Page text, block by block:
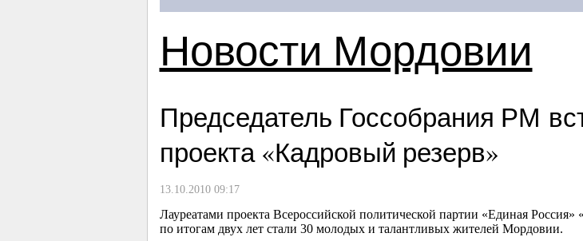
Новости Мордовии
Председатель Госсобрания РМ
проекта «Кадровый резерв»
13.10.2010 09:17
Лауреатами проекта Всероссийской политической партии «Единая
по итогам двух лет стали 30 молодых и талантливых жителей Мордовии.